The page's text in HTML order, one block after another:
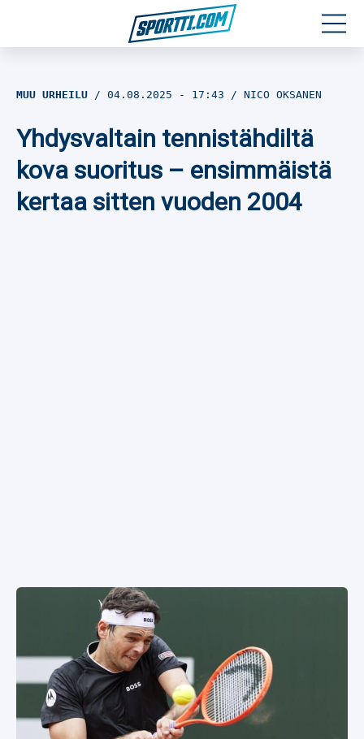
Jalkapallo
Yleisurheilu
MUU URHEILU 04.08.2025 - 17:43 NICO OKSANEN
Yhdysvaltain tennistähdiltä
kova suoritus – ensimmäistä
kertaa sitten vuoden 2004